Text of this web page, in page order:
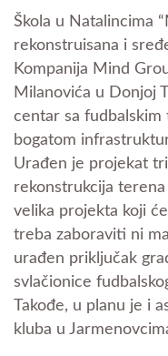
Škola u Natalincima “
rekonstruisana i
Kompanija Mind
Milanovića u Donjoj
centar sa
bogatom
Urađen je projekat
rekonstrukcija
velika projekta koji
treba zaboraviti ni
urađen priključak
svlačionice
Takođe, u planu je i
kluba u